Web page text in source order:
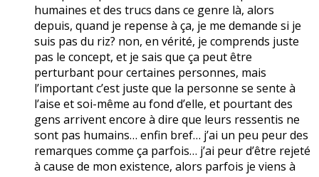
humaines et des trucs dans ce genre là, alors
depuis, quand je repense à ça, je me demande si je
suis pas du riz? non, en vérité, je comprends juste
pas le concept, et je sais que ça peut être
perturbant pour certaines personnes, mais
l’important c’est juste que la personne se sente à
l’aise et soi-même au fond d’elle, et pourtant des
gens arrivent encore à dire que leurs ressentis ne
sont pas humains… enfin bref… j’ai un peu peur des
remarques comme ça parfois… j’ai peur d’être rejeté
à cause de mon existence, alors parfois je viens à